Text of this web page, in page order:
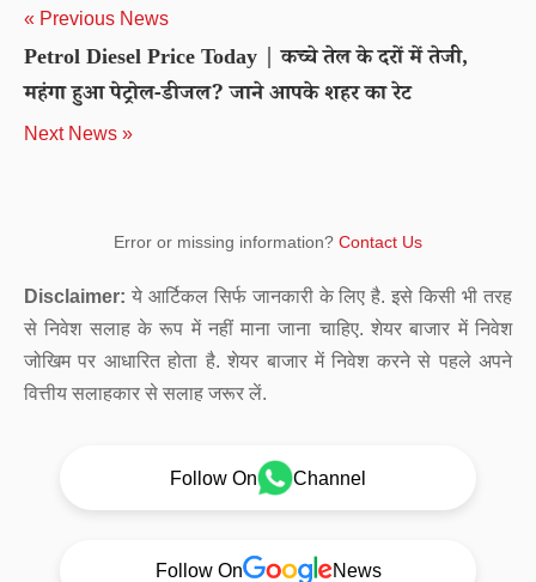
« Previous News
Petrol Diesel Price Today | कच्चे तेल के दरों में तेजी,
महंगा हुआ पेट्रोल-डीजल? जाने आपके शहर का रेट
Next News »
Error or missing information? Contact Us
Disclaimer: ये आर्टिकल सिर्फ जानकारी के लिए है. इसे किसी भी तरह
से निवेश सलाह के रूप में नहीं माना जाना चाहिए. शेयर बाजार में निवेश
जोखिम पर आधारित होता है. शेयर बाजार में निवेश करने से पहले अपने
वित्तीय सलाहकार से सलाह जरूर लें.
Follow On Channel
Follow On News